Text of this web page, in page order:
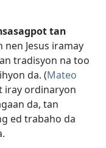
tan
Jesus iramay
tradisyon na too
da. (Mateo
iray ordinaryon
da, tan
ed trabaho da